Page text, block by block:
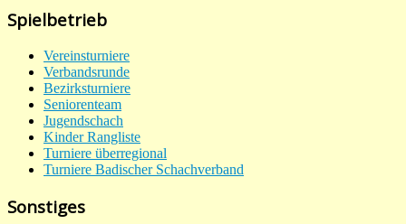
Spielbetrieb
Vereinsturniere
Verbandsrunde
Bezirksturniere
Seniorenteam
Jugendschach
Kinder Rangliste
Turniere überregional
Turniere Badischer Schachverband
Sonstiges